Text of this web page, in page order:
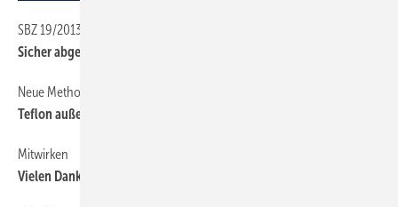
SBZ 19/2013
Sicher abgeschottet?
Neue Methode
Teflon außen
Mitwirken
Vielen Dank für ­Ihre Leserbriefe